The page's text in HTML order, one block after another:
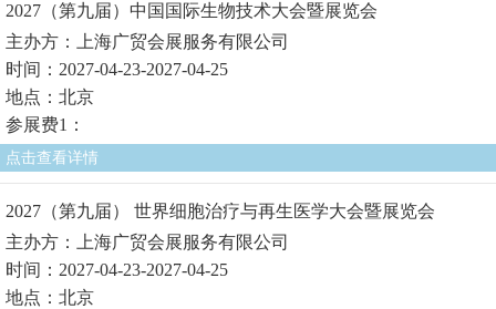
2027（第九届）中国国际生物技术大会暨展览会
主办方：上海广贸会展服务有限公司
时间：2027-04-23-2027-04-25
地点：北京
参展费1：
点击查看详情
2027（第九届） 世界细胞治疗与再生医学大会暨展览会
主办方：上海广贸会展服务有限公司
时间：2027-04-23-2027-04-25
地点：北京